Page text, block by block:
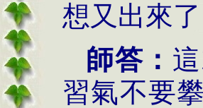
想又出來了
師答：
習氣不要